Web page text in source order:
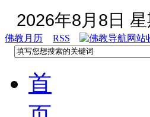
2026年8月8日
佛教月历 RSS
首